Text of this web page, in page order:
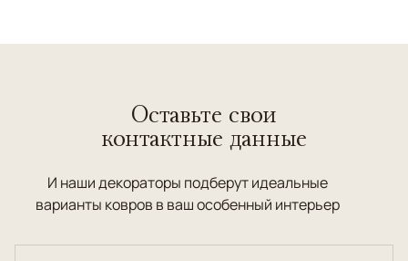
Оставьте свои
контактные данные
И наши декораторы подберут идеальные
варианты ковров в ваш особенный интерьер